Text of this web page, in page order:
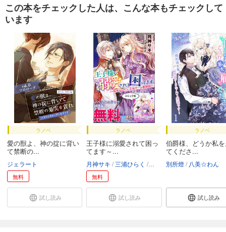
この本をチェックした人は、こんな本もチェックして
います
ラノベ
愛の獣よ、神の掟に背い
て禁断の...
ジェラート
無料
試し読み
ラノベ
王子様に溺愛されて困っ
てます～...
月神サキ 三浦ひらく アオイ冬子
無料
試し読み
ラノベ
伯爵様、どうか私
てくださ...
別所燈 八美☆わん
試し読み